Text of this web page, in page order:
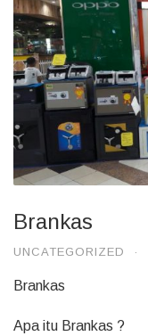
Brankas
UNCATEGORIZED ·
Brankas
Apa itu Brankas ?